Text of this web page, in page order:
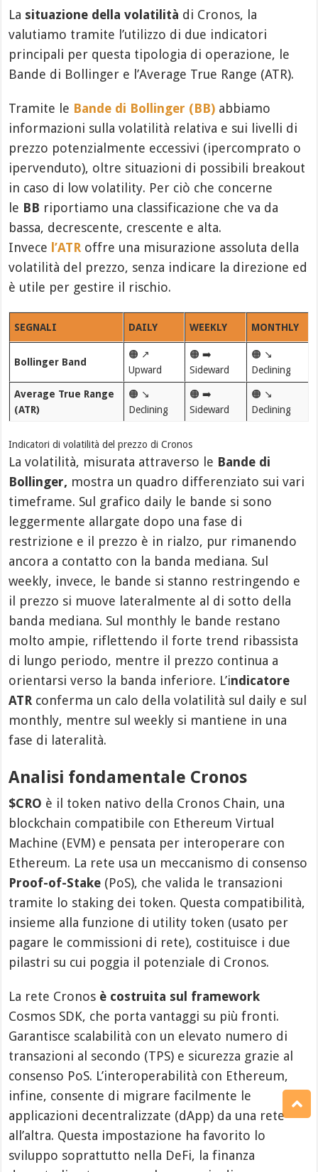
La situazione della volatilità di Cronos, la
valutiamo tramite l’utilizzo di due indicatori
principali per questa tipologia di operazione, le
Bande di Bollinger e l’Average True Range (ATR).
Tramite le Bande di Bollinger (BB) abbiamo
informazioni sulla volatilità relativa e sui livelli di
prezzo potenzialmente eccessivi (ipercomprato o
ipervenduto), oltre situazioni di possibili breakout
in caso di low volatility. Per ciò che concerne
le BB riportiamo una classificazione che va da
bassa, decrescente, crescente e alta.
Invece l’ATR offre una misurazione assoluta della
volatilità del prezzo, senza indicare la direzione ed
è utile per gestire il rischio.
SEGNALI DAILY WEEKLY MONTHLY
Bollinger Band
🟠 ↗️
Upward
🟠 ➡️
Sideward
🟠 ↘️
Declining
Average True Range
(ATR)
🟠 ↘️
Declining
🟠 ➡️
Sideward
🟠 ↘️
Declining
Indicatori di volatilità del prezzo di Cronos
La volatilità, misurata attraverso le Bande di
Bollinger, mostra un quadro differenziato sui vari
timeframe. Sul grafico daily le bande si sono
leggermente allargate dopo una fase di
restrizione e il prezzo è in rialzo, pur rimanendo
ancora a contatto con la banda mediana. Sul
weekly, invece, le bande si stanno restringendo e
il prezzo si muove lateralmente al di sotto della
banda mediana. Sul monthly le bande restano
molto ampie, riflettendo il forte trend ribassista
di lungo periodo, mentre il prezzo continua a
orientarsi verso la banda inferiore. L’indicatore
ATR conferma un calo della volatilità sul daily e sul
monthly, mentre sul weekly si mantiene in una
fase di lateralità.
Analisi fondamentale Cronos
$CRO è il token nativo della Cronos Chain, una
blockchain compatibile con Ethereum Virtual
Machine (EVM) e pensata per interoperare con
Ethereum. La rete usa un meccanismo di consenso
Proof-of-Stake (PoS), che valida le transazioni
tramite lo staking dei token. Questa compatibilità,
insieme alla funzione di utility token (usato per
pagare le commissioni di rete), costituisce i due
pilastri su cui poggia il potenziale di Cronos.
La rete Cronos è costruita sul framework
Cosmos SDK, che porta vantaggi su più fronti.
Garantisce scalabilità con un elevato numero di
transazioni al secondo (TPS) e sicurezza grazie al
consenso PoS. L’interoperabilità con Ethereum,
infine, consente di migrare facilmente le
applicazioni decentralizzate (dApp) da una rete
all’altra. Questa impostazione ha favorito lo
sviluppo soprattutto nella DeFi, la finanza